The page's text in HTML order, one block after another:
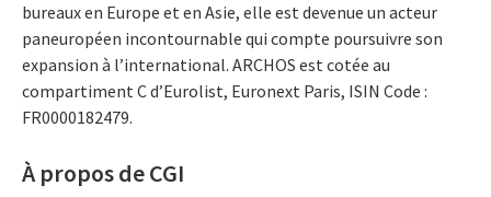
bureaux en Europe et en Asie, elle est devenue un acteur
paneuropéen incontournable qui compte poursuivre son
expansion à l’international. ARCHOS est cotée au
compartiment C d’Eurolist, Euronext Paris, ISIN Code :
FR0000182479.
À propos de CGI